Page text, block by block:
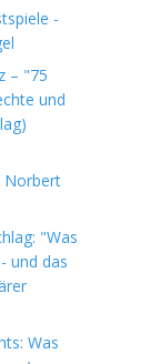
-
– "75
und
Norbert
"Was
und das
Was